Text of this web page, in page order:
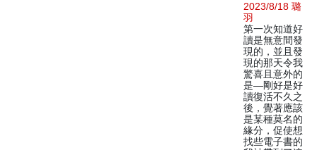
2023/8/18 璐
羽
第一次知道好
讀是無意間發
現的，並且發
現的那天令我
驚喜且意外的
是—剛好是好
讀復活不久之
後，覺著應該
是某種莫名的
緣分，促使想
找些電子書的